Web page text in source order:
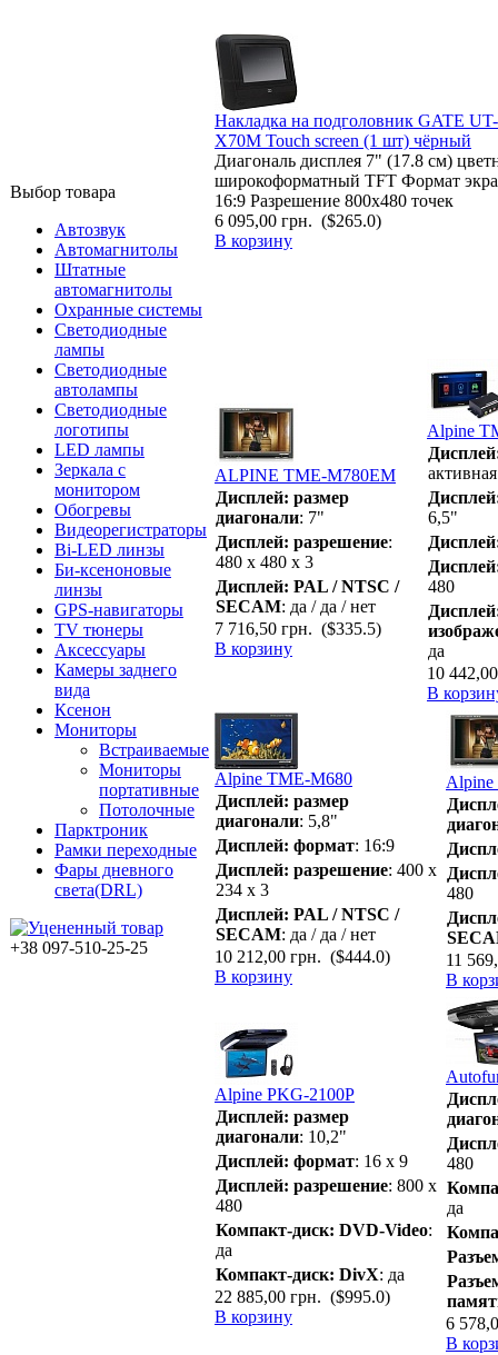
Выбор товара
Автозвук
Автомагнитолы
Штатные
автомагнитолы
Охранные системы
Светодиодные
лампы
Светодиодные
автолампы
Светодиодные
логотипы
LED лампы
Зеркала с
монитором
Обогревы
Видеорегистраторы
Bi-LED линзы
Би-ксеноновые
линзы
GPS-навигаторы
TV тюнеры
Аксессуары
Камеры заднего
вида
Ксенон
Мониторы
Встраиваемые
Мониторы
портативные
Потолочные
Парктроник
Рамки переходные
Фары дневного
света(DRL)
+38 097-510-25-25
Накладка на подголовник GATE UT-
Х70М Touch screen (1 шт) чёрный
Диагональ дисплея 7" (17.8 см)
широкоформатный TFT Формат
16:9 Разрешение 800x480 точек
6 095,00 грн. ($265.0)
В корзину
ALPINE TME-M780EM
Дисплей: размер
диагонали: 7"
Дисплей: разрешение:
480 x 480 х 3
Дисплей: PAL / NTSC /
SECAM: да / да / нет
7 716,50 грн. ($335.5)
В корзину
Alpine
6,5"
480
да
10
В
Alpine TME-M680
Дисплей: размер
диагонали: 5,8"
Дисплей: формат: 16:9
Дисплей: разрешение: 400 х
234 х 3
Дисплей: PAL / NTSC /
SECAM: да / да / нет
10 212,00 грн. ($444.0)
В корзину
480
11
В
Alpine PKG-2100P
Дисплей: размер
диагонали: 10,2"
Дисплей: формат: 16 х 9
Дисплей: разрешение: 800 x
480
Компакт-диск: DVD-Video:
да
Компакт-диск: DivX: да
22 885,00 грн. ($995.0)
В корзину
480
да
6
В